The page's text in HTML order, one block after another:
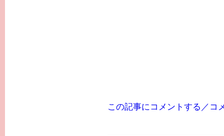
この記事にコメントする／コ